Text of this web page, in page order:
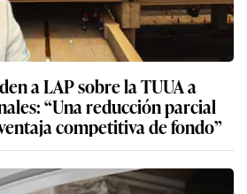
a LAP sobre la TUUA a
“Una reducción parcial
competitiva de fondo”